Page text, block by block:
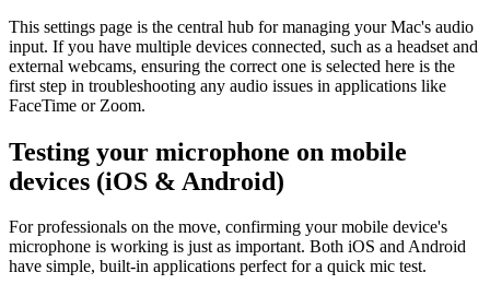
This settings page is the central hub for managing your Mac's audio
input. If you have multiple devices connected, such as a headset and
external webcams, ensuring the correct one is selected here is the
first step in troubleshooting any audio issues in applications like
FaceTime or Zoom.
Testing your microphone on mobile
devices (iOS & Android)
For professionals on the move, confirming your mobile device's
microphone is working is just as important. Both iOS and Android
have simple, built-in applications perfect for a quick mic test.